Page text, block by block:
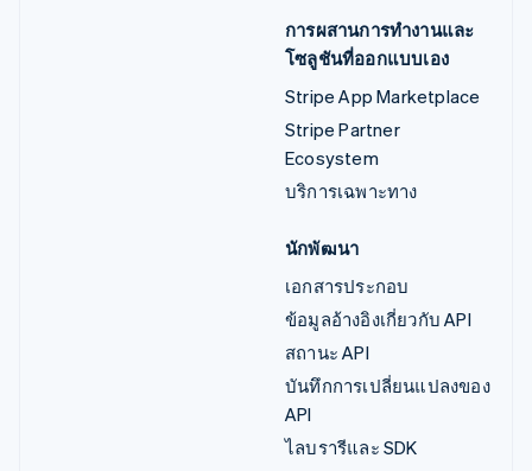
การผสานการทำงานและ
โซลูชันที่ออกแบบเอง
Stripe App Marketplace
Stripe Partner
Ecosystem
บริการเฉพาะทาง
นักพัฒนา
เอกสารประกอบ
ข้อมูลอ้างอิงเกี่ยวกับ API
สถานะ API
บันทึกการเปลี่ยนแปลงของ
API
ไลบรารีและ SDK